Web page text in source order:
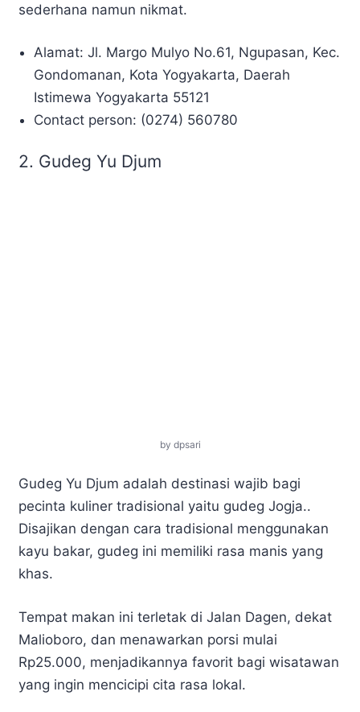
sederhana namun nikmat.
Alamat: Jl. Margo Mulyo No.61, Ngupasan, Kec.
Gondomanan, Kota Yogyakarta, Daerah
Istimewa Yogyakarta 55121
Contact person: (0274) 560780
2. Gudeg Yu Djum
by dpsari
Gudeg Yu Djum adalah destinasi wajib bagi
pecinta kuliner tradisional yaitu gudeg Jogja..
Disajikan dengan cara tradisional menggunakan
kayu bakar, gudeg ini memiliki rasa manis yang
khas.
Tempat makan ini terletak di Jalan Dagen, dekat
Malioboro, dan menawarkan porsi mulai
Rp25.000, menjadikannya favorit bagi wisatawan
yang ingin mencicipi cita rasa lokal.